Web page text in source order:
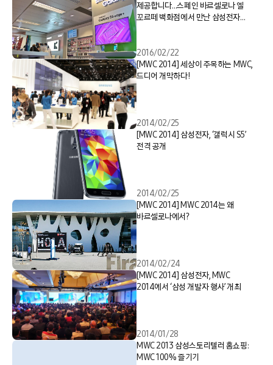
제공합니다…스페인 바르셀로나 엘
꼬르떼 백화점에서 만난 삼성전자
2016/02/22
[MWC 2014] 세상이 주목하는 MWC,
드디어 개막하다!
2014/02/25
[MWC 2014] 삼성전자, ‘갤럭시 S5’
전격 공개
2014/02/25
[MWC 2014] MWC 2014는 왜
바르셀로나에서?
2014/02/24
[MWC 2014] 삼성전자, MWC
2014에서 ‘삼성 개발자 행사’ 개최
2014/01/28
MWC 2013 삼성스토리텔러 홈쇼핑:
MWC 100% 즐기기